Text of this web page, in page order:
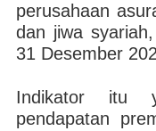
perusahaan
dan jiwa
31 Desember
Indikator itu
pendapatan